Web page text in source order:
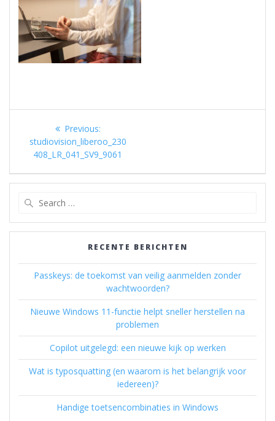
Berichtnavigatie
Previous:Previous
post:
studiovision_liberoo_230
408_LR_041_SV9_9061
RECENTE BERICHTEN
Passkeys: de toekomst van veilig aanmelden zonder
wachtwoorden?
Nieuwe Windows 11-functie helpt sneller herstellen na
problemen
Copilot uitgelegd: een nieuwe kijk op werken
Wat is typosquatting (en waarom is het belangrijk voor
iedereen)?
Handige toetsencombinaties in Windows